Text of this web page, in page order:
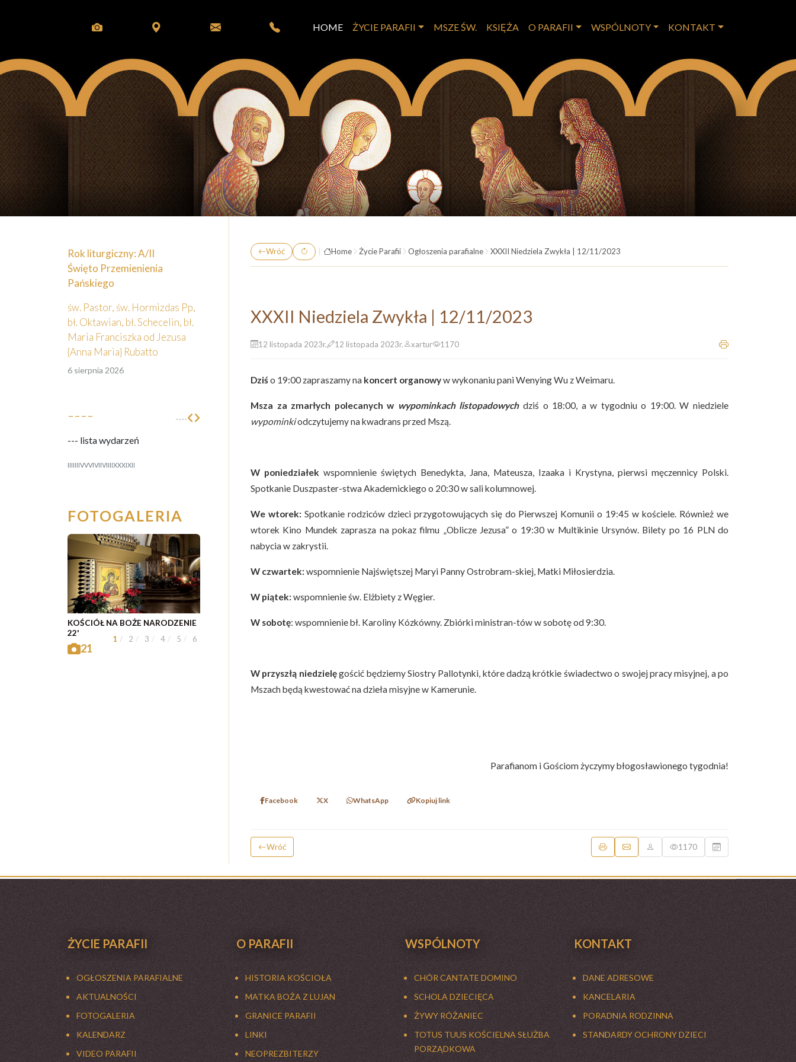
HOME ŻYCIE PARAFII MSZE ŚW. KSIĘŻA O PARAFII WSPÓLNOTY KONTAKT
Rok liturgiczny: A/II
Święto Przemienienia
Pańskiego
św. Pastor, św. Hormizdas Pp,
bł. Oktawian, bł. Schecelin, bł.
Maria Franciszka od Jezusa
{Anna Maria} Rubatto
6 sierpnia 2026
---- ----
--- lista wydarzeń
IIIIIIIVVVIVIIVIIIIXXXIXII
FOTOGALERIA
KOŚCIÓŁ NA BOŻE NARODZENIE
22'
21
1 2 3 4 5 6
Wróć Home Życie Parafii Ogłoszenia parafialne XXXII Niedziela Zwykła | 12/11/2023
XXXII Niedziela Zwykła | 12/11/2023
12 listopada 2023r. 12 listopada 2023r. xartur 1170
Dziśo 19:00 zapraszamy na koncert organowyw wykonaniu pani Wenying Wu z Weimaru.
Msza za zmarłych polecanych w wypominkach listopadowychdziś o 18:00, a w tygodniu o 19:00. W niedziele
wypominkiodczytujemy na kwadrans przed Mszą.
W poniedziałek wspomnienie świętych Benedykta, Jana, Mateusza, Izaaka i Krystyna, pierwsi męczennicy Polski.
Spotkanie Duszpaster-stwa Akademickiego o 20:30 w sali kolumnowej.
We wtorek: Spotkanie rodziców dzieci przygotowujących się do Pierwszej Komunii o 19:45 w kościele. Również we
wtorek Kino Mundek zaprasza na pokaz filmu „Oblicze Jezusa” o 19:30 w Multikinie Ursynów. Bilety po 16 PLN do
nabycia w zakrystii.
W czwartek:wspomnienie Najświętszej Maryi Panny Ostrobram-skiej, Matki Miłosierdzia.
W piątek:wspomnienie św. Elżbiety z Węgier.
W sobotę: wspomnienie bł. Karoliny Kózkówny. Zbiórki ministran-tów w sobotę od 9:30.
W przyszłą niedzielęgościć będziemy Siostry Pallotynki, które dadzą krótkie świadectwo o swojej pracy misyjnej, a po
Mszach będą kwestować na dzieła misyjne w Kamerunie.
Parafianom i Gościom życzymy błogosławionego tygodnia!
Facebook X WhatsApp Kopiuj link
Wróć 1170
ŻYCIE PARAFII
OGŁOSZENIA PARAFIALNE
AKTUALNOŚCI
FOTOGALERIA
KALENDARZ
VIDEO PARAFII
O PARAFII
HISTORIA KOŚCIOŁA
MATKA BOŻA Z LUJAN
GRANICE PARAFII
LINKI
NEOPREZBITERZY
WSPÓLNOTY
CHÓR CANTATE DOMINO
SCHOLA DZIECIĘCA
ŻYWY RÓŻANIEC
TOTUS TUUS KOŚCIELNA SŁUŻBA
PORZĄDKOWA
KONTAKT
DANE ADRESOWE
KANCELARIA
PORADNIA RODZINNA
STANDARDY OCHRONY DZIECI